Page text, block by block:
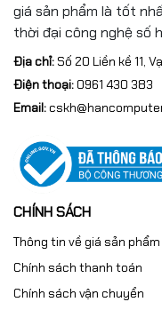
Loa tích hợp: Có
Chân đế: Ergo công
🎯 Ai Nên
UltraFine
✔ Editor video, dựng
✔ Kiến trúc sư, kỹ sư
✔ Người làm việc
giá sản phẩm là tốt
thời đại công nghệ số
Địa chỉ:Số 20 Liền kề 11,
Điện thoại:0961 430 383
Email:
CHÍNH SÁCH
Thông tin về giá sản phẩm
Chính sách thanh toán
Chính sách vận chuyển